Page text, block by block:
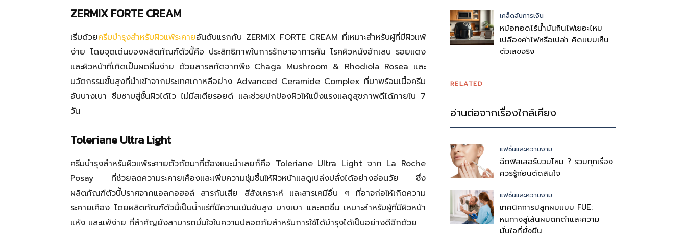
ZERMIX FORTE CREAM
เริ่มด้วยครีมบำรุงสำหรับผิวแพ้ระคายอันดับแรกกับ ZERMIX FORTE CREAM ที่เหมาะสำหรับผู้ที่มีผิวแพ้
ง่าย โดยจุดเด่นของผลิตภัณฑ์ตัวนี้คือ ประสิทธิภาพในการรักษาอาการคัน โรคผิวหนังอักเสบ รอยแดง
และผิวหน้าที่เกิดเป็นผดผื่นง่าย ด้วยสารสกัดจากพืช Chaga Mushroom & Rhodiola Rosea และ
นวัตกรรมขั้นสูงที่นำเข้าจากประเทศเกาหลีอย่าง Advanced Ceramide Complex ที่มาพร้อมเนื้อครีม
อันบางเบา ซึมซาบสู่ชั้นผิวได้ไว ไม่มีสเตียรอยด์ และช่วยปกป้องผิวให้แข็งแรงแลดูสุขภาพดีได้ภายใน 7
วัน
Toleriane Ultra Light
ครีมบำรุงสำหรับผิวแพ้ระคายตัวถัดมาที่ต้องแนะนำเลยก็คือ Toleriane Ultra Light จาก La Roche
Posay ที่ช่วยลดความระคายเคืองและเพิ่มความชุ่มชื้นให้ผิวหน้าแลดูเปล่งปลั่งได้อย่างอ่อนวัย ซึ่ง
ผลิตภัณฑ์ตัวนี้ปราศจากแอลกอฮอล์ สารกันเสีย สีสังเคราะห์ และสารเคมีอื่น ๆ ที่อาจก่อให้เกิดความ
ระคายเคือง โดยผลิตภัณฑ์ตัวนี้เป็นน้ำแร่ที่มีความเข้มข้นสูง บางเบา และสดชื่น เหมาะสำหรับผู้ที่มีผิวหน้า
แห้ง และแพ้ง่าย ที่สำคัญยังสามารถมั่นใจในความปลอดภัยสำหรับการใช้ได้บำรุงได้เป็นอย่างดีอีกด้วย
เคล็ดลับการเงิน
หม้อทอดไร้น้ำมันกินไฟเยอะไหม
เปลืองค่าไฟหรือเปล่า คิดแบบเห็น
ตัวเลขจริง
RELATED
อ่านต่อจากเรื่องใกล้เคียง
แฟชั่นและความงาม
ฉีดฟิลเลอร์บวมไหม ? รวมทุกเรื่อง
ควรรู้ก่อนตัดสินใจ
แฟชั่นและความงาม
เทคนิคการปลูกผมแบบ FUE:
หนทางสู่เส้นผมดกดำและความ
มั่นใจที่ยั่งยืน